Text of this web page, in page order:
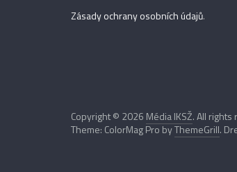
Zásady ochrany osobních údajů.
Copyright © 2026 Média IKSŽ. All rights
Theme: ColorMag Pro byThemeGrill.